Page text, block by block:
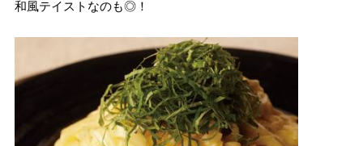
和風テイストなのも◎！